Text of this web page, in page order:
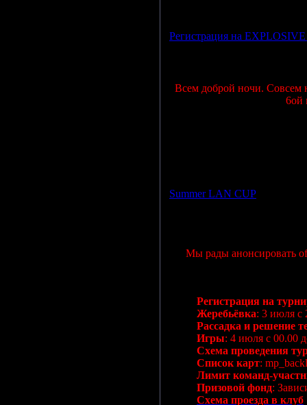
Регистрация на
Всем доброй ночи. Совсем
6ой
Summer LAN CUP
Мы рады анонсировать
Регистрация на
Жеребьёвка: 3 июля с
Рассадка и решение
Игры: 4 июля с 00.00
Схема проведения
Список карт:
Лимит команд-
Призовой фонд:
Схема проезда в клуб